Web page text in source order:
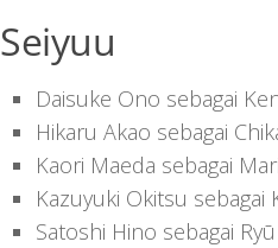
Seiyuu
Daisuke Ono sebagai
Hikaru Akao sebagai
Kaori Maeda sebagai
Kazuyuki Okitsu sebagai
Satoshi Hino sebagai